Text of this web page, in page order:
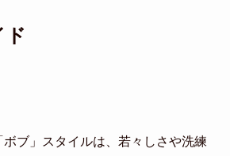
ド
ブ」スタイルは、若々しさや洗練